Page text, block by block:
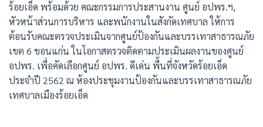
ร้อยเอ็ด พร้อมด้วย คณะกรรมการประสานงาน ศูนย์ อปพร.ฯ,
หัวหน้าส่วนการบริหาร และพนักงานในสังกัดเทศบาล ให้การ
ต้อนรับคณะตรวจประเมินจากศูนย์ป้องกันและบรรเทาสาธารณภัย
เขต 6 ขอนแก่น ในโอกาสตรวจติดตามประเมินผลงานของศูนย์
อปพร. เพื่อคัดเลือกศูนย์ อปพร. ดีเด่น พื้นที่จังหวัดร้อยเอ็ด
ประจำปี 2562 ณ ห้องประชุมงานป้องกันและบรรเทาสาธารณภัย
เทศบาลเมืองร้อยเอ็ด